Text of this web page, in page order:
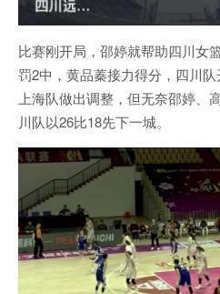
比赛刚开局，邵婷就帮助四川女
罚2中，黄品蓁接力得分，四川
上海队做出调整，但无奈邵婷、
川队以26比18先下一城。